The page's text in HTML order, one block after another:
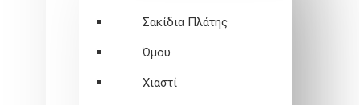
Σακίδια Πλάτης
Ώμου
Χιαστί